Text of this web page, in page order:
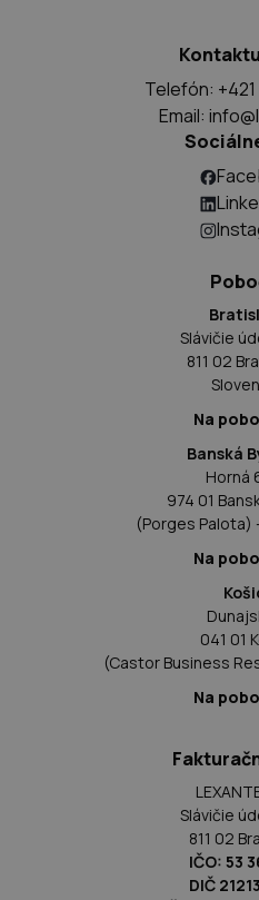
Telefón: +421
Email:
Slávičie
811 02
Na
Banská
Horná
974 01
(Porges Palota)
Na
041 01
(Castor Business
Na
Slávičie
811 02
IČO: 53
DIČ